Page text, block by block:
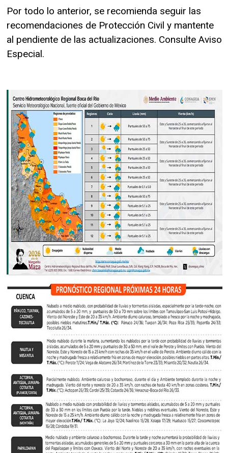
Por todo lo anterior, se recomienda seguir las
recomendaciones de Protección Civil y mantente
al pendiente de las actualizaciones. Consulte Aviso
Especial.